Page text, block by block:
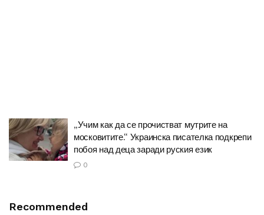
„Учим как да се прочистват мутрите на
московитите.“ Украинска писателка подкрепи
побоя над деца заради руския език
0
Recommended